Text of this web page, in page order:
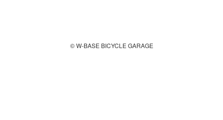
© W-BASE BICYCLE GARAGE